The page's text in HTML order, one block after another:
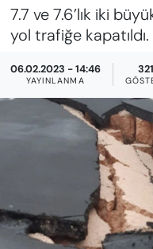
7.7 ve 7.6’lık iki
yol trafiğe
06.02.2023 - 14:46
YAYINLANMA
GAZETECİLİĞİNİ
FAYDALI BİLGİLER
GÜNDEM
EĞİTİM
SAĞLIK
Süper Lig Puan
Tüm Manşetler
Son Dakika
Haber Arşivi